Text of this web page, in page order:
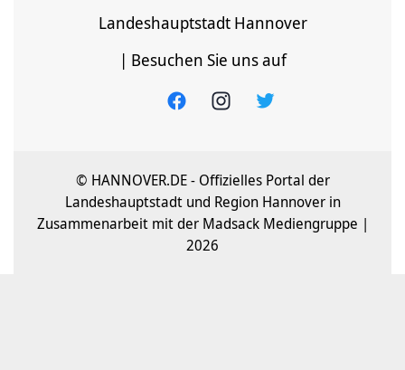
Landeshauptstadt Hannover
| Besuchen Sie uns auf
© HANNOVER.DE - Offizielles Portal der
Landeshauptstadt und Region Hannover in
Zusammenarbeit mit der Madsack Mediengruppe |
2026